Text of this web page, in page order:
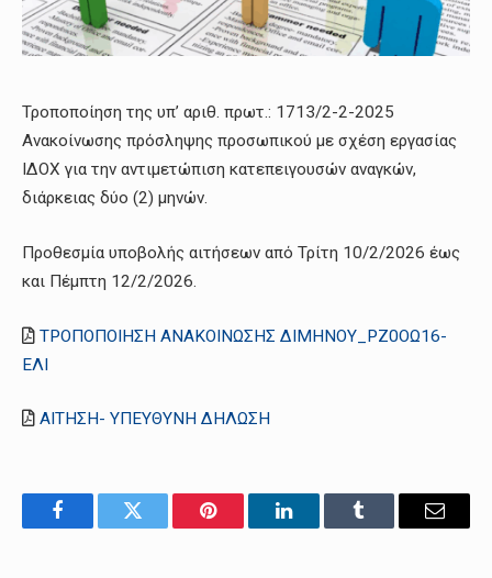
Τροποποίηση της υπ’ αριθ. πρωτ.: 1713/2-2-2025
Ανακοίνωσης πρόσληψης προσωπικού με σχέση εργασίας
ΙΔΟΧ για την αντιμετώπιση κατεπειγουσών αναγκών,
διάρκειας δύο (2) μηνών.
Προθεσμία υποβολής αιτήσεων από Τρίτη 10/2/2026 έως
και Πέμπτη 12/2/2026.
ΤΡΟΠΟΠΟΙΗΣΗ ΑΝΑΚΟΙΝΩΣΗΣ ΔΙΜΗΝΟΥ_ΡΖ0ΟΩ16-
ΕΛΙ
ΑΙΤΗΣΗ- ΥΠΕΥΘΥΝΗ ΔΗΛΩΣΗ
FacebookTwitter Pinterest LinkedInTumblr Email